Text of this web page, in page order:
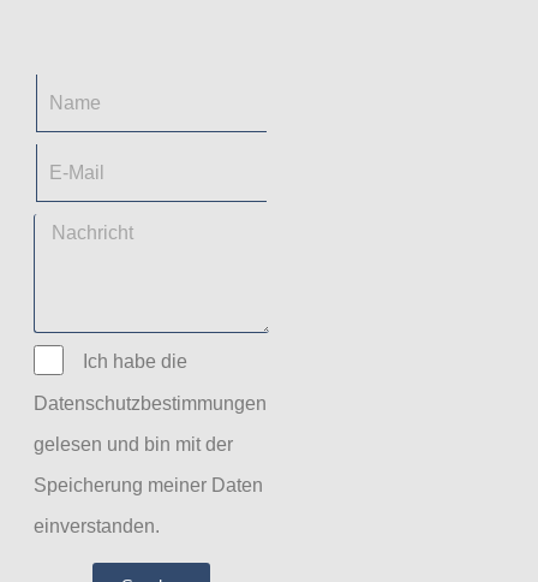
Ich habe die
Datenschutzbestimmungen
gelesen und bin mit der
Speicherung meiner Daten
einverstanden.